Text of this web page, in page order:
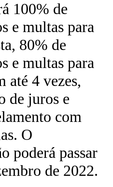
100% de
e multas para
80% de
e multas para
até 4 vezes,
de juros e
com
O
poderá passar
de 2022.